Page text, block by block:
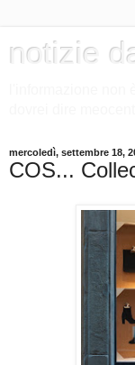
notizie
mercoledì, settembre 18,
COS...